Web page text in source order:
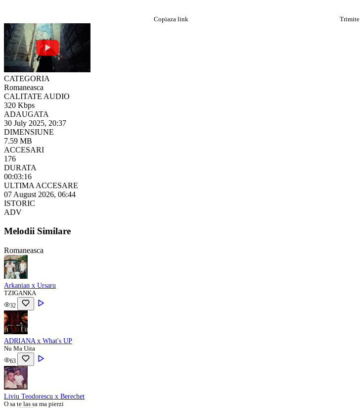
Copiaza link Trimite
CATEGORIA
Romaneasca
CALITATE AUDIO
320 Kbps
ADAUGATA
30 July 2025, 20:37
DIMENSIUNE
7.59 MB
ACCESARI
176
DURATA
00:03:16
ULTIMA ACCESARE
07 August 2026, 06:44
ISTORIC
ADV
Melodii Similare
Romaneasca
Arkanian x Ursaru
TZIGANKA
32
ADRIANA x What's UP
Nu Ma Uita
63
Liviu Teodorescu x Berechet
O sa te las sa ma pierzi